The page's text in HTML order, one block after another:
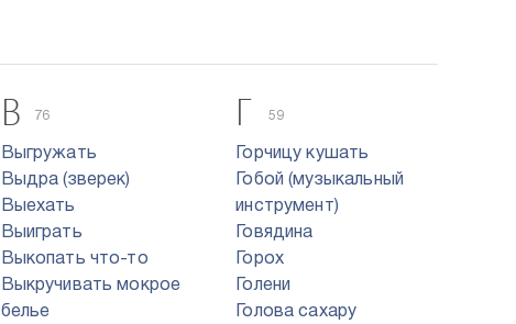
В 76
Выгружать
Выдра (зверек)
Выехать
Выиграть
Выкопать что-то
Выкручивать мокрое
белье
Г 59
Горчицу кушать
Гобой (музыкальный
инструмент)
Говядина
Горох
Голени
Голова сахару